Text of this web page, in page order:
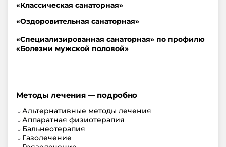
«Классическая санаторная»
«Оздоровительная санаторная»
«Специализированная санаторная» по профилю
«Болезни мужской половой»
Методы лечения — подробно
⌄Альтернативные методы лечения
⌄Аппаратная физиотерапия
⌄ Бальнеотерапия
⌄ Газолечение